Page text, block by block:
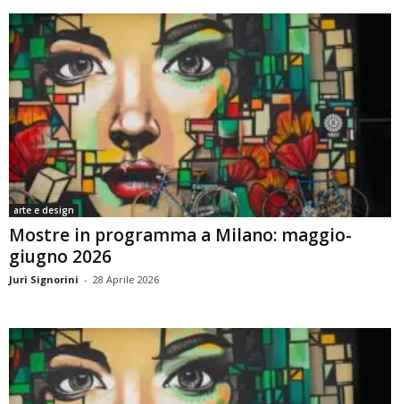
arte e design
Mostre in programma a Milano: maggio-
giugno 2026
Juri Signorini - 28 Aprile 2026